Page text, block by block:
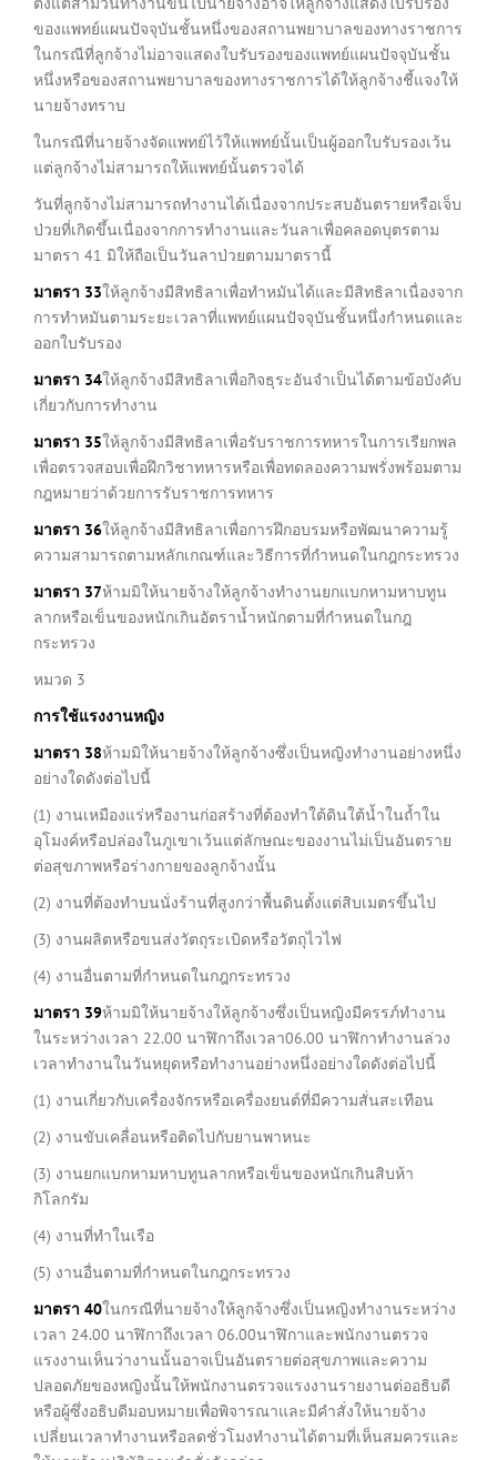
ของแพทย์แผนปัจจุบันชั้นหนึ่งของสถานพยาบาลของทางราชการ
ในกรณีที่ลูกจ้างไม่อาจแสดงใบรับรองของแพทย์แผนปัจจุบันชั้น
หนึ่งหรือของสถานพยาบาลของทางราชการได้ให้ลูกจ้างชี้แจงให้
นายจ้างทราบ
ในกรณีที่นายจ้างจัดแพทย์ไว้ให้แพทย์นั้นเป็นผู้ออกใบรับรองเว้น
แต่ลูกจ้างไม่สามารถให้แพทย์นั้นตรวจได้
วันที่ลูกจ้างไม่สามารถทำงานได้เนื่องจากประสบอันตรายหรือเจ็บ
ป่วยที่เกิดขึ้นเนื่องจากการทำงานและวันลาเพื่อคลอดบุตรตาม
มาตรา 41 มิให้ถือเป็นวันลาป่วยตามมาตรานี้
มาตรา 33ให้ลูกจ้างมีสิทธิลาเพื่อทำหมันได้และมีสิทธิลาเนื่องจาก
การทำหมันตามระยะเวลาที่แพทย์แผนปัจจุบันชั้นหนึ่งกำหนดและ
ออกใบรับรอง
มาตรา 34ให้ลูกจ้างมีสิทธิลาเพื่อกิจธุระอันจำเป็นได้ตามข้อบังคับ
เกี่ยวกับการทำงาน
มาตรา 35ให้ลูกจ้างมีสิทธิลาเพื่อรับราชการทหารในการเรียกพล
เพื่อตรวจสอบเพื่อฝึกวิชาทหารหรือเพื่อทดลองความพรั่งพร้อมตาม
กฎหมายว่าด้วยการรับราชการทหาร
มาตรา 36ให้ลูกจ้างมีสิทธิลาเพื่อการฝึกอบรมหรือพัฒนาความรู้
ความสามารถตามหลักเกณฑ์และวิธีการที่กำหนดในกฎกระทรวง
มาตรา 37ห้ามมิให้นายจ้างให้ลูกจ้างทำงานยกแบกหามหาบทูน
ลากหรือเข็นของหนักเกินอัตราน้ำหนักตามที่กำหนดในกฎ
กระทรวง
หมวด 3
การใช้แรงงานหญิง
มาตรา 38ห้ามมิให้นายจ้างให้ลูกจ้างซึ่งเป็นหญิงทำงานอย่างหนึ่ง
อย่างใดดังต่อไปนี้
(1) งานเหมืองแร่หรืองานก่อสร้างที่ต้องทำใต้ดินใต้น้ำในถ้ำใน
อุโมงค์หรือปล่องในภูเขาเว้นแต่ลักษณะของงานไม่เป็นอันตราย
ต่อสุขภาพหรือร่างกายของลูกจ้างนั้น
(2) งานที่ต้องทำบนนั่งร้านที่สูงกว่าพื้นดินตั้งแต่สิบเมตรขึ้นไป
(3) งานผลิตหรือขนส่งวัตถุระเบิดหรือวัตถุไวไฟ
(4) งานอื่นตามที่กำหนดในกฎกระทรวง
มาตรา 39ห้ามมิให้นายจ้างให้ลูกจ้างซึ่งเป็นหญิงมีครรภ์ทำงาน
ในระหว่างเวลา 22.00 นาฬิกาถึงเวลา06.00 นาฬิกาทำงานล่วง
เวลาทำงานในวันหยุดหรือทำงานอย่างหนึ่งอย่างใดดังต่อไปนี้
(1) งานเกี่ยวกับเครื่องจักรหรือเครื่องยนต์ที่มีความสั่นสะเทือน
(2) งานขับเคลื่อนหรือติดไปกับยานพาหนะ
(3) งานยกแบกหามหาบทูนลากหรือเข็นของหนักเกินสิบห้า
กิโลกรัม
(4) งานที่ทำในเรือ
(5) งานอื่นตามที่กำหนดในกฎกระทรวง
มาตรา 40ในกรณีที่นายจ้างให้ลูกจ้างซึ่งเป็นหญิงทำงานระหว่าง
เวลา 24.00 นาฬิกาถึงเวลา 06.00นาฬิกาและพนักงานตรวจ
แรงงานเห็นว่างานนั้นอาจเป็นอันตรายต่อสุขภาพและความ
ปลอดภัยของหญิงนั้นให้พนักงานตรวจแรงงานรายงานต่ออธิบดี
หรือผู้ซึ่งอธิบดีมอบหมายเพื่อพิจารณาและมีคำสั่งให้นายจ้าง
เปลี่ยนเวลาทำงานหรือลดชั่วโมงทำงานได้ตามที่เห็นสมควรและ